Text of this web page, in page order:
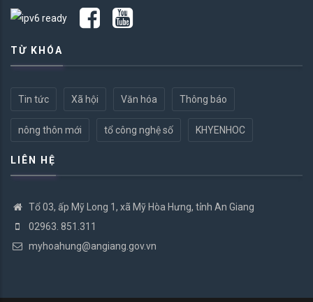
TỪ KHÓA
Tin tức Xã hội Văn hóa Thông báo
nông thôn mới tổ công nghệ số KHYENHOC
LIÊN HỆ
Tổ 03, ấp Mỹ Long 1, xã Mỹ Hòa Hưng, tỉnh An Giang
02963. 851.311
myhoahung@angiang.gov.vn